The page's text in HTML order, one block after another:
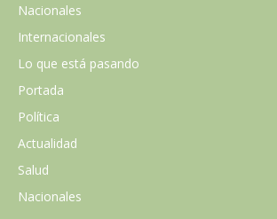
Nacionales
Internacionales
Lo que está pasando
Portada
Política
Actualidad
Salud
Nacionales